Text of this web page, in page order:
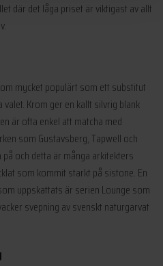
där det låga priset är viktigast av allt
mycket populärt som ett substitut
Krom ger en kallt silvrig blank
är ofta enkel att matcha med
som Gustavsberg, Tapwell och
och detta är många arkitekters
som kommit starkt på sistone. En
uppskattats är serien Lounge som
svepning av svenskt naturgarvat